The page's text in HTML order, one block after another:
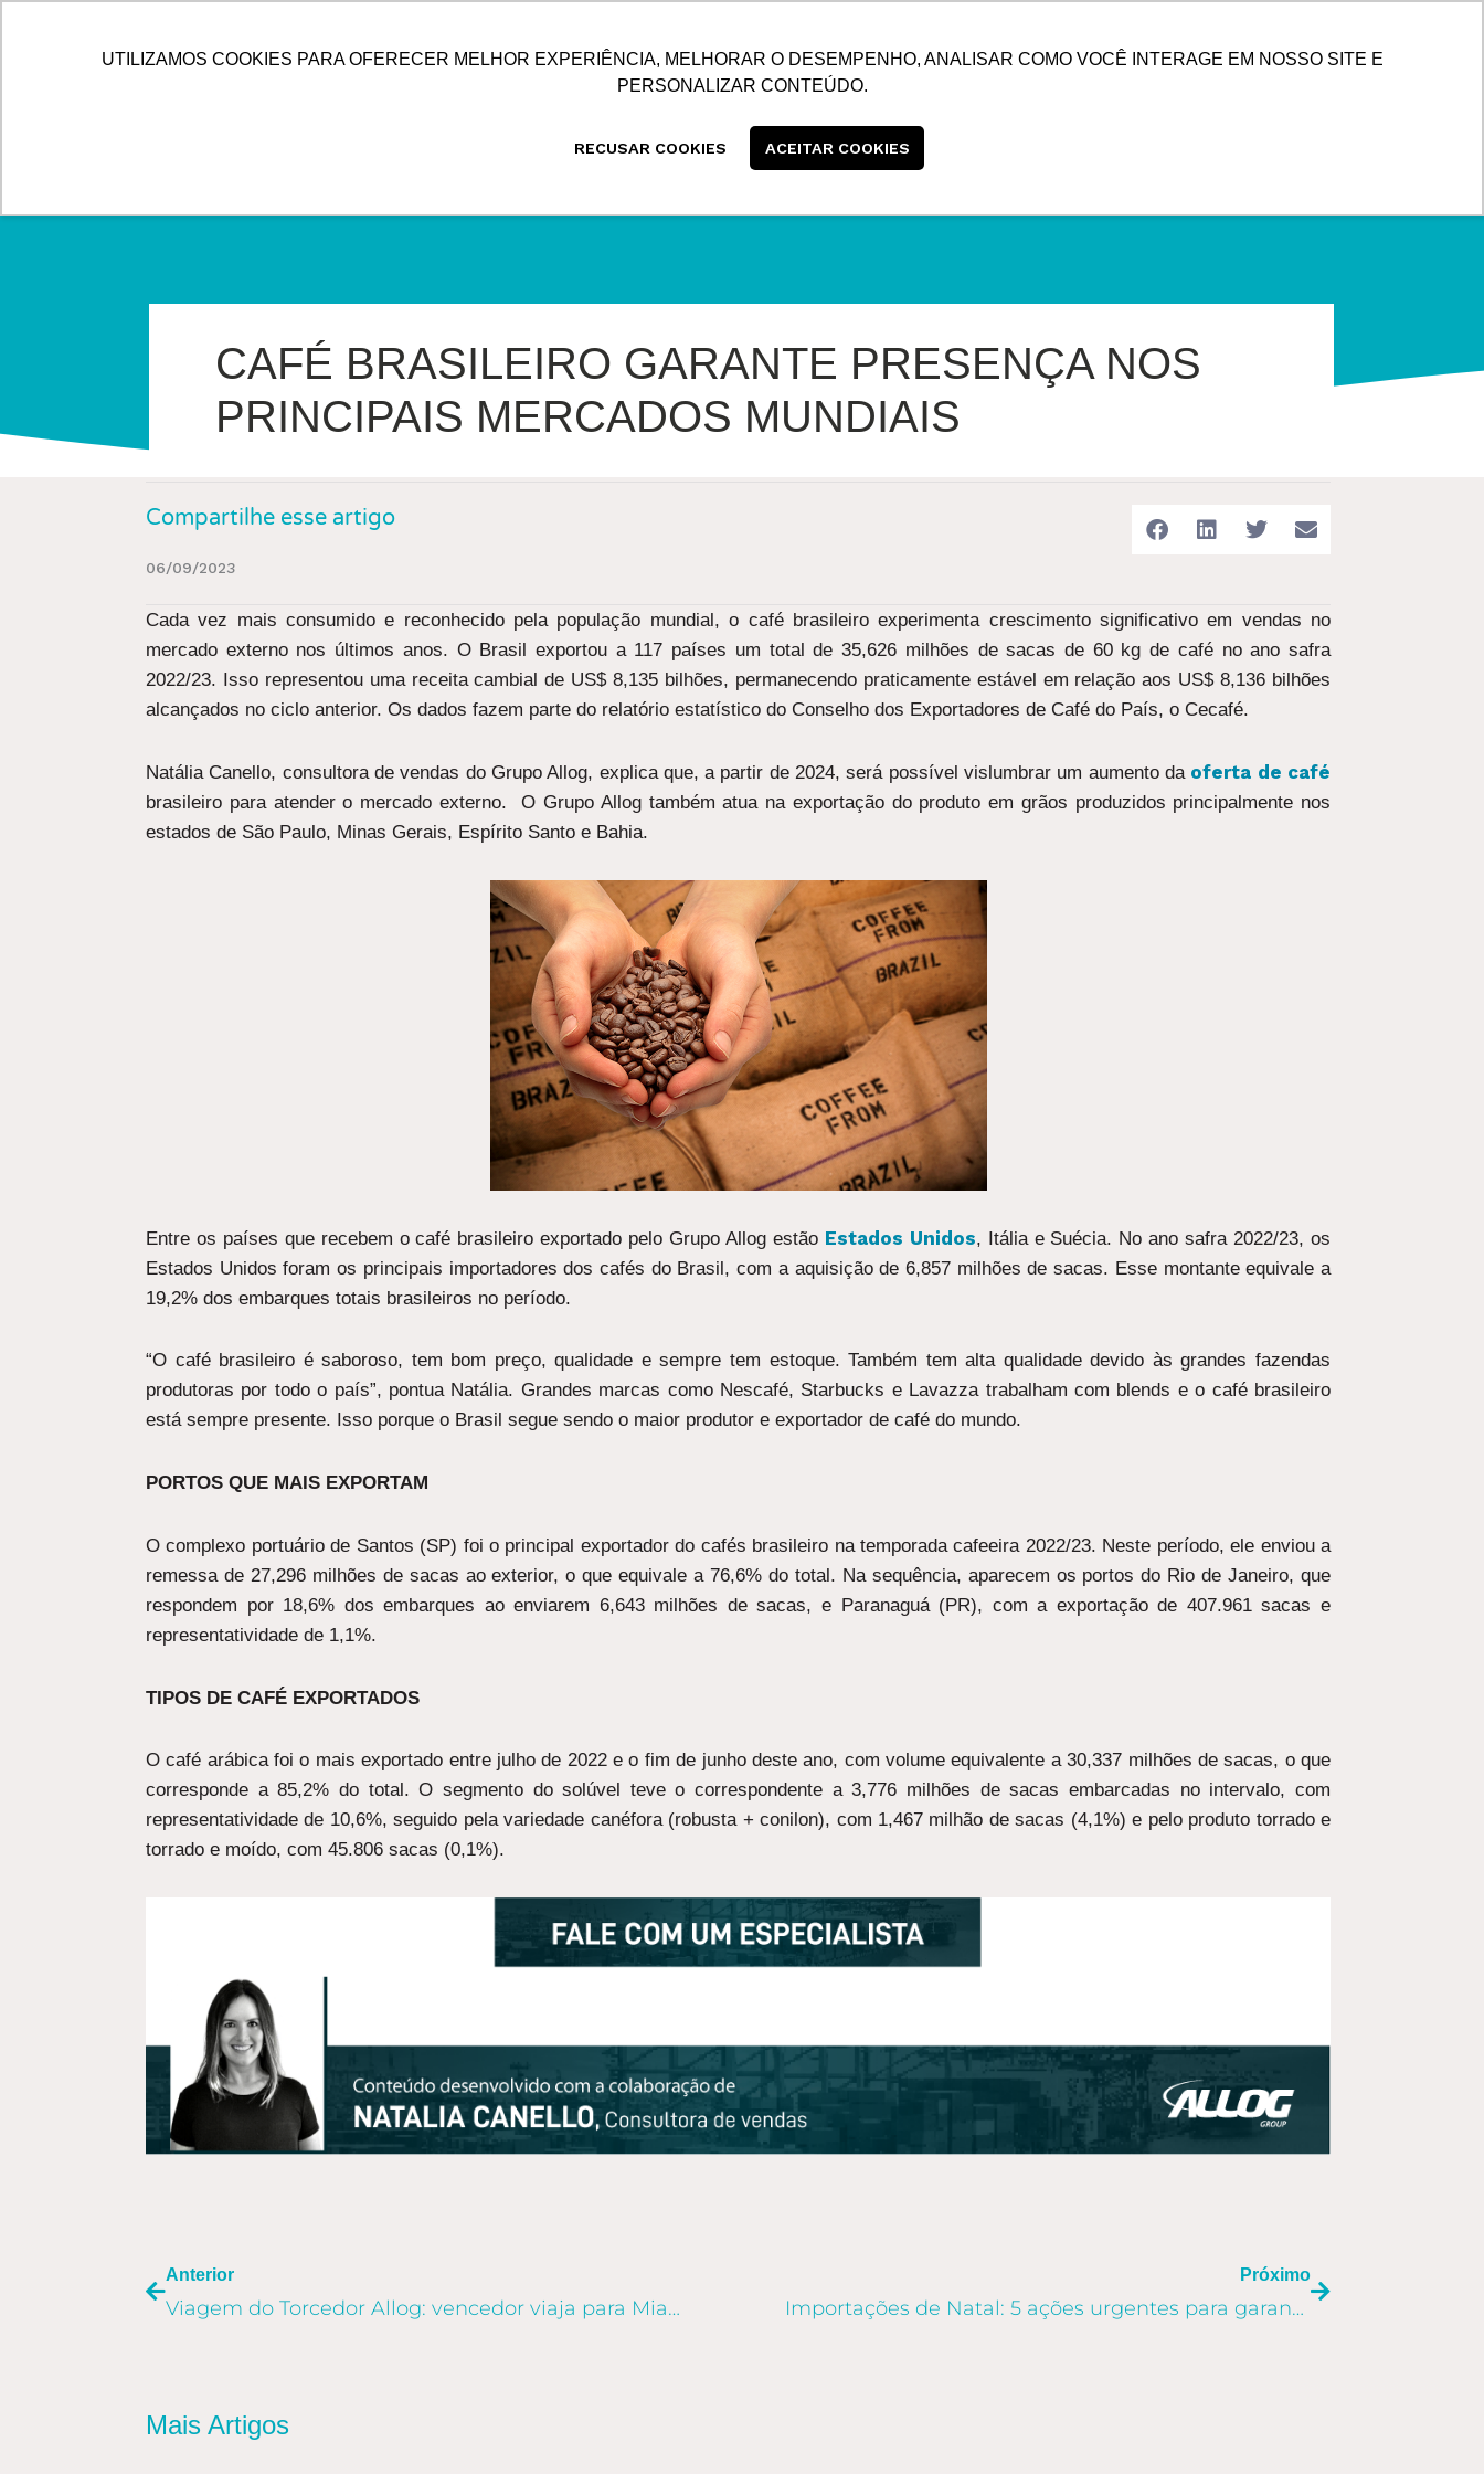
UTILIZAMOS COOKIES PARA OFERECER MELHOR EXPERIÊNCIA, MELHORAR O DESEMPENHO, ANALISAR COMO VOCÊ INTERAGE EM NOSSO SITE E
PERSONALIZAR CONTEÚDO.
RECUSAR COOKIES ACEITAR COOKIES
HOME ALLOG SOLUÇÕES SUSTENTABILIDADE BLOG CONTATO CENTRAL DE CLIENTES
CAFÉ BRASILEIRO GARANTE PRESENÇA NOS
PRINCIPAIS MERCADOS MUNDIAIS
Compartilhe esse artigo
06/09/2023
Cada vez mais consumido e reconhecido pela população mundial, o café brasileiro experimenta crescimento significativo em vendas no
mercado externo nos últimos anos. O Brasil exportou a 117 países um total de 35,626 milhões de sacas de 60 kg de café no ano safra
2022/23. Isso representou uma receita cambial de US$ 8,135 bilhões, permanecendo praticamente estável em relação aos US$ 8,136 bilhões
alcançados no ciclo anterior. Os dados fazem parte do relatório estatístico do Conselho dos Exportadores de Café do País, o Cecafé.
Natália Canello, consultora de vendas do Grupo Allog, explica que, a partir de 2024, será possível vislumbrar um aumento da oferta de café
brasileiro para atender o mercado externo. O Grupo Allog também atua na exportação do produto em grãos produzidos principalmente nos
estados de São Paulo, Minas Gerais, Espírito Santo e Bahia.
Entre os países que recebem o café brasileiro exportado pelo Grupo Allog estão Estados Unidos, Itália e Suécia. No ano safra 2022/23, os
Estados Unidos foram os principais importadores dos cafés do Brasil, com a aquisição de 6,857 milhões de sacas. Esse montante equivale a
19,2% dos embarques totais brasileiros no período.
“O café brasileiro é saboroso, tem bom preço, qualidade e sempre tem estoque. Também tem alta qualidade devido às grandes fazendas
produtoras por todo o país”, pontua Natália. Grandes marcas como Nescafé, Starbucks e Lavazza trabalham com blends e o café brasileiro
está sempre presente. Isso porque o Brasil segue sendo o maior produtor e exportador de café do mundo.
PORTOS QUE MAIS EXPORTAM
O complexo portuário de Santos (SP) foi o principal exportador do cafés brasileiro na temporada cafeeira 2022/23. Neste período, ele enviou a
remessa de 27,296 milhões de sacas ao exterior, o que equivale a 76,6% do total. Na sequência, aparecem os portos do Rio de Janeiro, que
respondem por 18,6% dos embarques ao enviarem 6,643 milhões de sacas, e Paranaguá (PR), com a exportação de 407.961 sacas e
representatividade de 1,1%.
TIPOS DE CAFÉ EXPORTADOS
O café arábica foi o mais exportado entre julho de 2022 e o fim de junho deste ano, com volume equivalente a 30,337 milhões de sacas, o que
corresponde a 85,2% do total. O segmento do solúvel teve o correspondente a 3,776 milhões de sacas embarcadas no intervalo, com
representatividade de 10,6%, seguido pela variedade canéfora (robusta + conilon), com 1,467 milhão de sacas (4,1%) e pelo produto torrado e
torrado e moído, com 45.806 sacas (0,1%).
Anterior
Viagem do Torcedor Allog: vencedor viaja para Miami, nos EUA
Próximo
Importações de Natal: 5 ações urgentes para garantir os estoques
Mais Artigos